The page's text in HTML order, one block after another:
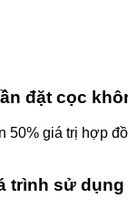
đặt cọc
50% giá trị hợp
trình sử